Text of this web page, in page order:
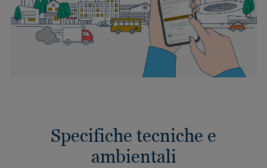
Specifiche tecniche e
ambientali